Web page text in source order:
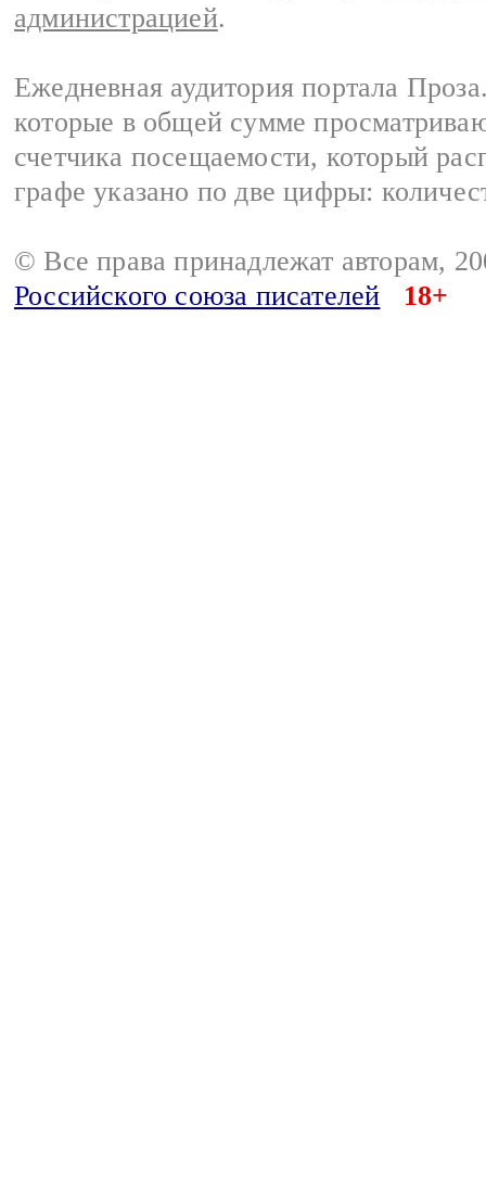
администрацией.
Ежедневная аудитория портала
которые в общей сумме
счетчика посещаемости, который
графе указано по две цифры:
© Все права принадлежат авторам,
Российского союза писателей
18+